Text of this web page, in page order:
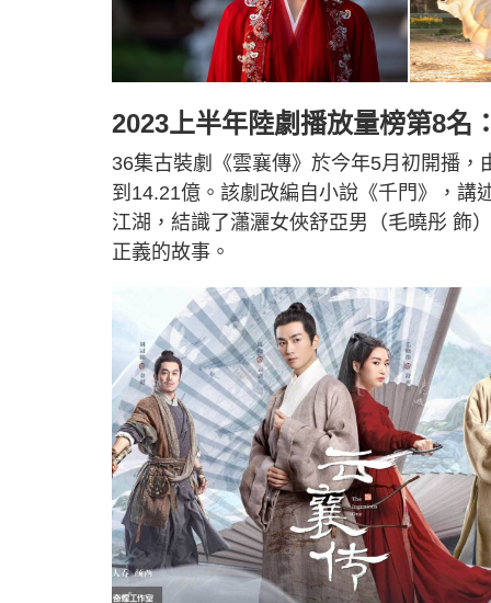
2023上半年陸劇播放量榜第8名
36集古裝劇《雲襄傳》於今年5月初開播
到14.21億。該劇改編自小說《千門》，講
江湖，結識了瀟灑女俠舒亞男（毛曉彤 飾
正義的故事。